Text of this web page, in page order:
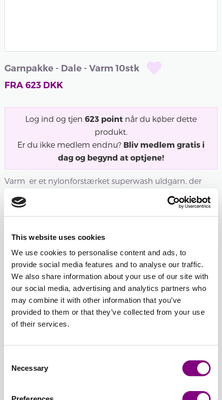
This website uses cookies
We use cookies to personalise content and ads, to
provide social media features and to analyse our traffic.
We also share information about your use of our site with
our social media, advertising and analytics partners who
may combine it with other information that you’ve
provided to them or that they’ve collected from your use
of their services.
Selection
Necessary
Garnpakke - Dale - Varm 10stk
FRA623DKK
Log ind og tjen 623 point når du køber dette
produkt.
Er du ikke medlem endnu? Bliv medlem gratis i
dag og begynd at optjene!
Varm er et nylonforstærket superwash uldgarn, der
GUL/ORANGE/LILLA
PRINT
5101 -
GUL/ORANGE/LILLA
PRINT
TURKIS/LILLA/BLÅ
PRINT
5102 -
TURKIS/LILLA/BLÅ
PRINT
BEIGE/BRUN/BLÅLILLA
PRINT
5103 -
BEIGE/BRUN/BLÅLILLA
PRINT
ISROSA/LYS
BLÅ
PRINT
5104 -
ISROSA/LYS
BLÅ
PÆREGRØN/BLÅ/
PRINT
5105 -
PÆREGRØN/BLÅ/
PRINT
PRINT
5106 -
ROSA/
5107 -
AQUA/BLÅLILLA/TURKIS
PRINT
PRINT
5108 -
PINK/AQUA/ORANGE
PRINT
PRINT
5109 -
RØD/GRØN/GLITTER
PRINT